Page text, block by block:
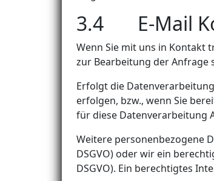
3.4 E-Mail
Wenn Sie mit uns in Kontakt
zur Bearbeitung der Anfrage
Erfolgt die
erfolgen, bzw., wenn Sie
für diese Datenverarbeitung
Weitere personenbezogene
DSGVO) oder wir ein
DSGVO). Ein berechtigtes